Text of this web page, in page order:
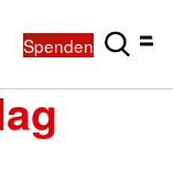
Spenden